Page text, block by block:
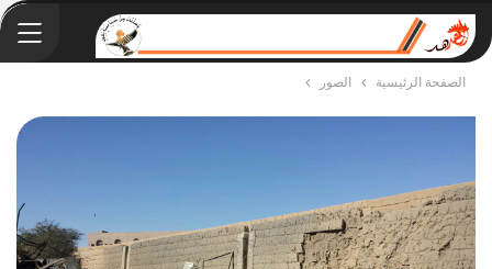
الصفحة الرئيسية الصور